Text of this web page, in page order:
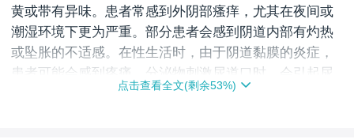
黄或带有异味。 患者常感到外阴部瘙痒，尤其在夜间或
潮湿环境下更为严重。部分患者会感到阴道内部有灼热
或坠胀的不适感。在性生活时，由于阴道黏膜的炎症，
患者可能会感到疼痛。
分泌物刺激尿道口时，会引起尿
频、尿痛的症状。
点击查看全文(剩余53%)